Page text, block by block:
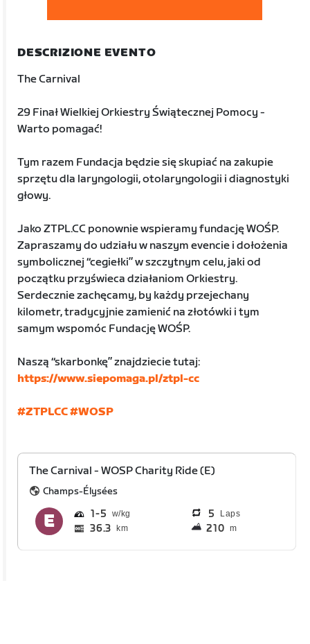
DESCRIZIONE EVENTO
The Carnival
29 Finał Wielkiej Orkiestry Świątecznej Pomocy -
Warto pomagać!
Tym razem Fundacja będzie się skupiać na zakupie
sprzętu dla laryngologii, otolaryngologii i diagnostyki
głowy.
Jako ZTPL.CC ponownie wspieramy fundację WOŚP.
Zapraszamy do udziału w naszym evencie i dołożenia
symbolicznej “cegiełki” w szczytnym celu, jaki od
początku przyświeca działaniom Orkiestry.
Serdecznie zachęcamy, by każdy przejechany
kilometr, tradycyjnie zamienić na złotówki i tym
samym wspomóc Fundację WOŚP.
Naszą “skarbonkę” znajdziecie tutaj:
https://www.siepomaga.pl/ztpl-cc
#ZTPLCC#WOSP
The Carnival - WOSP Charity Ride (E)
Champs-Élysées
1 5 5 Laps
36.3 km 210 m